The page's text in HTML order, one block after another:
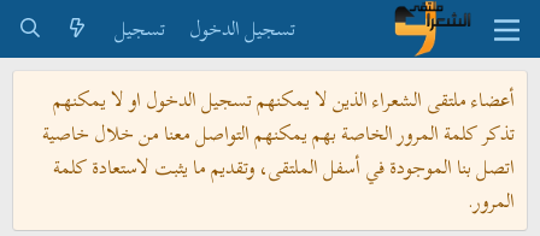
تسجيل الدخول
تسجيل
أعضاء ملتقى الشعراء الذين لا يمكنهم تسجيل الدخول او لا يمكنهم
تذكر كلمة المرور الخاصة بهم يمكنهم التواصل معنا من خلال خاصية
اتصل بنا الموجودة في أسفل الملتقى، وتقديم ما يثبت لاستعادة كلمة
المرور.